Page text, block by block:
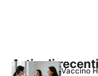
Articoli recenti
Vaccino